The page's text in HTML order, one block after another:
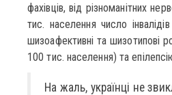
фахівців, від різноманітних
тис. населення число
шизоафективні та шизотипові
100 тис. населення) та
На жаль, українці не